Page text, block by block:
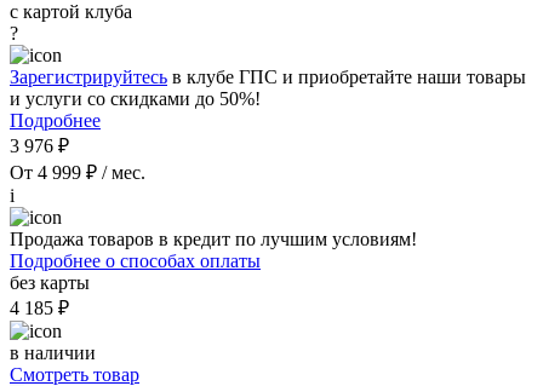
с картой клуба
?
Зарегистрируйтесь в клубе ГПС и приобретайте наши товары
и услуги со скидками до 50%!
Подробнее
3 976 ₽
От 4 999 ₽ / мес.
i
Продажа товаров в кредит по лучшим условиям!
Подробнее о способах оплаты
без карты
4 185 ₽
в наличии
Смотреть товар